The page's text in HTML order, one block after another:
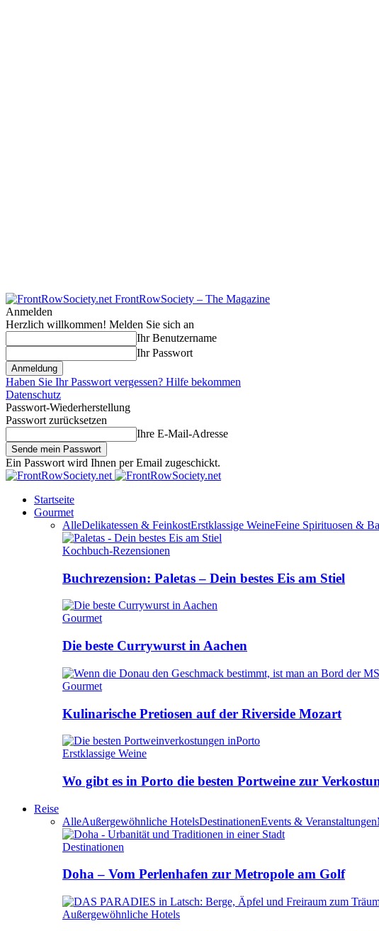
FrontRowSociety – The Magazine
Anmelden
Herzlich willkommen! Melden Sie sich an
Ihr Benutzername
Ihr Passwort
Haben Sie Ihr Passwort vergessen? Hilfe bekommen
Datenschutz
Passwort-Wiederherstellung
Passwort zurücksetzen
Ihre E-Mail-Adresse
Ein Passwort wird Ihnen per Email zugeschickt.
Startseite
Gourmet
AlleDelikatessen & FeinkostErstklassige WeineFeine Spirituosen &
Kochbuch-Rezensionen
Buchrezension: Paletas – Dein bestes Eis am Stiel
Gourmet
Die beste Currywurst in Aachen
Gourmet
Kulinarische Pretiosen auf der Riverside Mozart
Erstklassige Weine
Wo gibt es in Porto die besten Portweine zur
Reise
AlleAußergewöhnliche HotelsDestinationenEvents & Veranstaltungen
Destinationen
Doha – Vom Perlenhafen zur Metropole am Golf
Außergewöhnliche Hotels